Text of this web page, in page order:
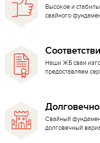
Высокое и
свайного
Наши ЖБ сваи
предоставляем
Свайный
долговечный